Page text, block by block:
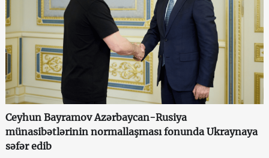
Ceyhun Bayramov Azərbaycan-Rusiya
münasibətlərinin normallaşması fonunda Ukraynaya
səfər edib